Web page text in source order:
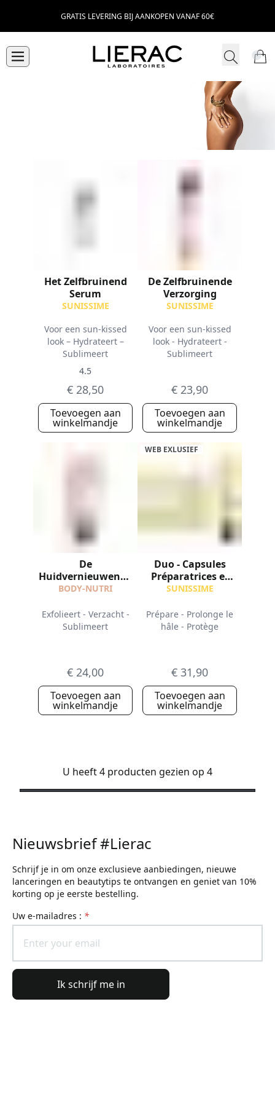
GRATIS LEVERING BIJ AANKOPEN VANAF 60€
Het Zelfbruinend
Serum
SUNISSIME
Voor een sun-kissed
look – Hydrateert –
Sublimeert
4.5
€ 28,50
Toevoegen aan
winkelmandje
De Zelfbruinende
Verzorging
SUNISSIME
Voor een sun-kissed
look - Hydrateert -
Sublimeert
€ 23,90
Toevoegen aan
winkelmandje
De
Huidvernieuwende
Scrub
BODY-NUTRI
Exfolieert - Verzacht -
Sublimeert
€ 24,00
Toevoegen aan
winkelmandje
WEB EXLUSIEF
Duo - Capsules
Préparatrices et
Protection Visage
SUNISSIME
Prépare - Prolonge le
hâle - Protège
€ 31,90
Toevoegen aan
winkelmandje
U heeft 4 producten gezien op 4
Nieuwsbrief #Lierac
Schrijf je in om onze exclusieve aanbiedingen, nieuwe
lanceringen en beautytips te ontvangen en geniet van 10%
korting op je eerste bestelling.
uw e-mailadres : *
Ik schrijf me in